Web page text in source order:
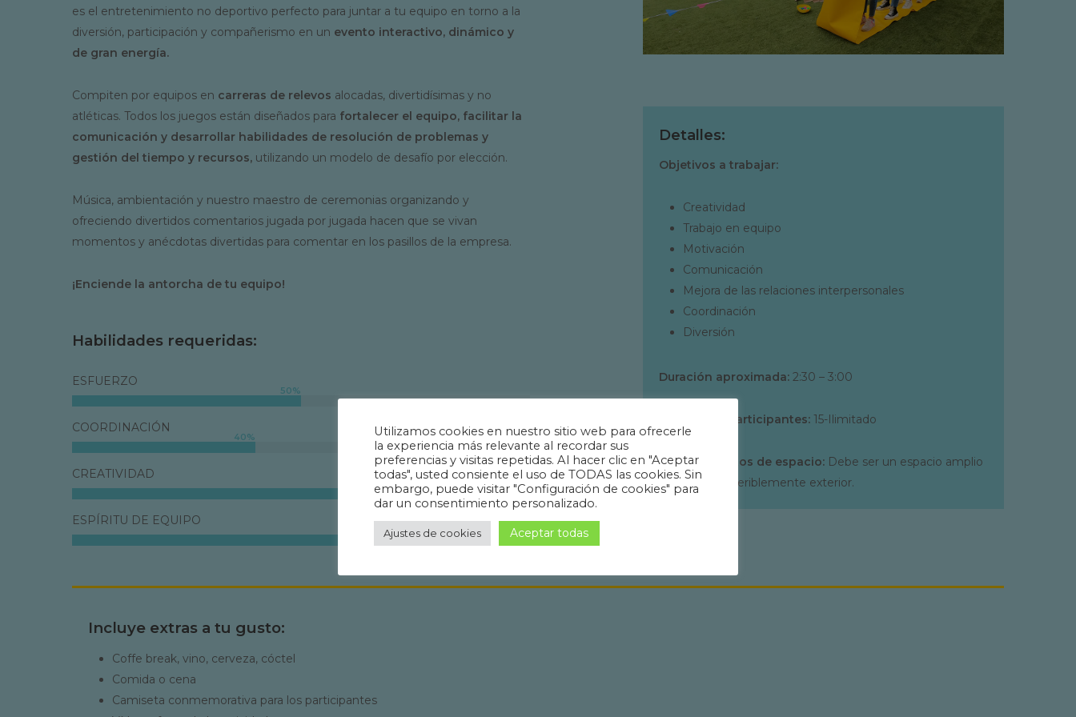
es el entretenimiento no deportivo perfecto para juntar a tu equipo en torno a la
diversión, participación y compañerismo en un evento interactivo, dinámico y
de gran energía.
Compiten por equipos en carreras de relevos alocadas, divertidísimas y no
atléticas. Todos los juegos están diseñados para fortalecer el equipo, facilitar la
comunicación y desarrollar habilidades de resolución de problemas y
gestión del tiempo y recursos, utilizando un modelo de desafío por elección.
Música, ambientación y nuestro maestro de ceremonias organizando y
ofreciendo divertidos comentarios jugada por jugada hacen que se vivan
momentos y anécdotas divertidas para comentar en los pasillos de la empresa.
¡Enciende la antorcha de tu equipo!
Habilidades requeridas:
ESFUERZO
50%
COORDINACIÓN
40%
CREATIVIDAD
ESPÍRITU DE EQUIPO
100%
Detalles:
Objetivos a trabajar:
Creatividad
Trabajo en equipo
Motivación
Comunicación
Mejora de las relaciones interpersonales
Coordinación
Diversión
Duración aproximada: 2:30 – 3:00
Número de participantes: 15-Ilimitado
Requerimientos de espacio: Debe ser un espacio amplio
y diáfano, preferiblemente exterior.
Incluye extras a tu gusto:
Coffe break, vino, cerveza, cóctel
Comida o cena
Camiseta conmemorativa para los participantes
Utilizamos cookies en nuestro sitio web para ofrecerle
la experiencia más relevante al recordar sus
preferencias y visitas repetidas. Al hacer clic en "Aceptar
todas", usted consiente el uso de TODAS las cookies. Sin
embargo, puede visitar "Configuración de cookies" para
dar un consentimiento personalizado.
Ajustes de cookies Aceptar todas